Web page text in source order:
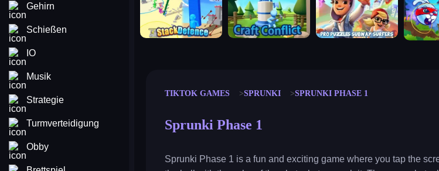
Gehirn
Schießen
IO
Musik
Strategie
Turmverteidigung
Obby
TIKTOK GAMES SPRUNKI SPRUNKI PHASE 1
Sprunki Phase 1
Sprunki Phase 1 is a fun and exciting game where you tap the